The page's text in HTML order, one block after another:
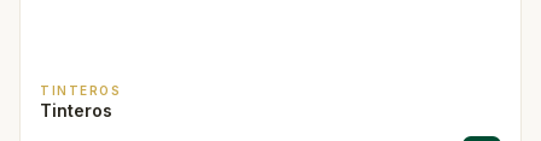
TINTEROS
Tinteros